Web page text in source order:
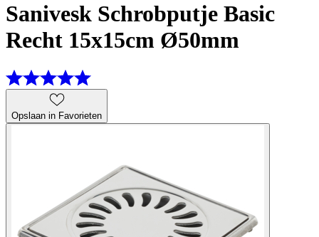
Sanivesk Schrobputje Basic
Recht 15x15cm Ø50mm
Opslaan in Favorieten